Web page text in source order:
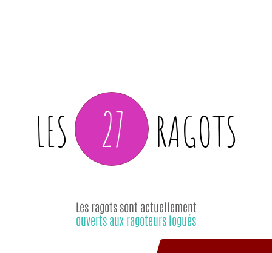
LES 27 RAGOTS
Les ragots sont actuellement
ouverts aux ragoteurs logués